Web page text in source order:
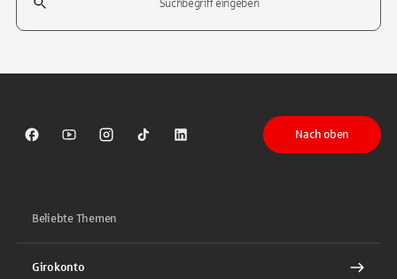
Sparkasse auf Facebook
Sparkasse auf Youtube
Sparkasse auf Instagram
Sparkasse auf TikTok
Sparkasse auf LinkedIn
Nach oben
Beliebte Themen
Girokonto